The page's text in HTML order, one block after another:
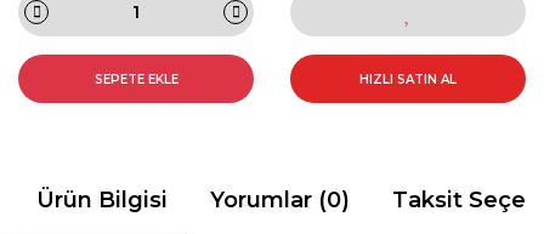
SEPETE EKLE HIZLI SATIN AL
Ürün Bilgisi Yorumlar (0) Taksit